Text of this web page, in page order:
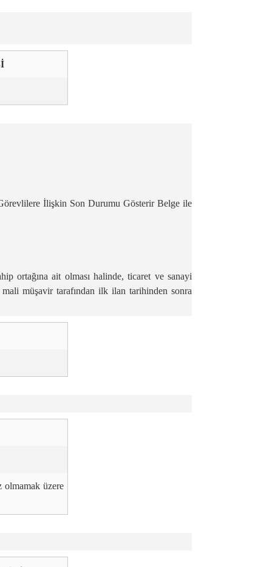
İlişkin Son Durumu Gösterir Belge ile
ortağına ait olması halinde, ticaret ve sanayi
müşavir tarafından ilk ilan tarihinden sonra
olmamak üzere